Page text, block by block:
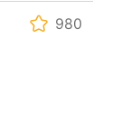
980